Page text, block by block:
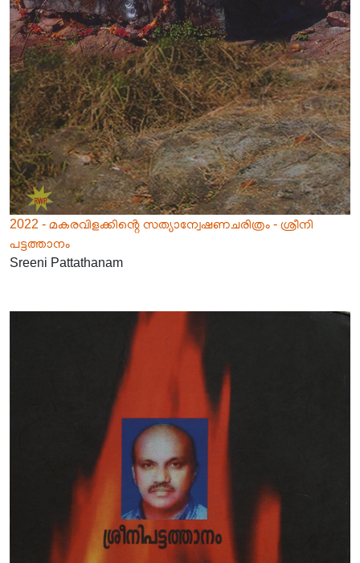
2022 - മകരവിളക്കിൻ്റെ സത്യാന്വേഷണചരിത്രം - ശ്രീനി
പട്ടത്താനം
Sreeni Pattathanam